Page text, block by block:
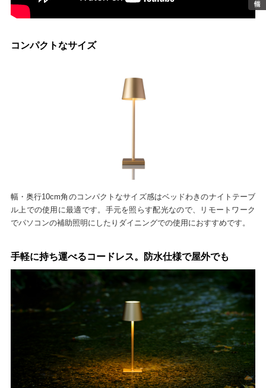
コンパクトなサイズ
幅・奥行10cm角のコンパクトなサイズ感はベッドわきのナイトテーブ
ル上での使用に最適です。手元を照らす配光なので、リモートワーク
でパソコンの補助照明にしたりダイニングでの使用におすすめです。
手軽に持ち運べるコードレス。防水仕様で屋外でも